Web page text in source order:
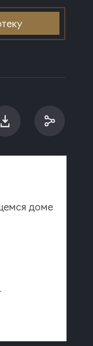
доме